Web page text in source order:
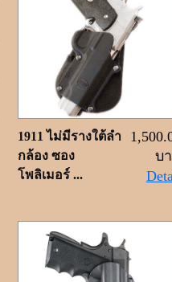
1911 ไม่มีรางใต้ลำ
กล้อง ซอง
โพลิเมอร์ ...
บ